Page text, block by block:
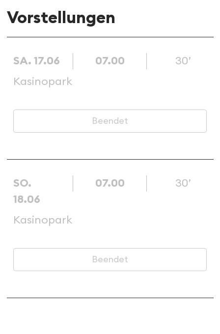
Vorstellungen
SA. 17.06 07.00
30’
Kasinopark
Beendet
SO.
18.06
07.00 30’
Kasinopark
Beendet